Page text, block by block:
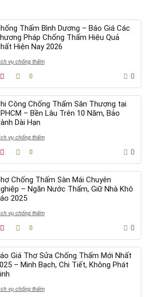
Thấm Bình Dương – Báo Giá Các
Pháp Chống Thấm Hiệu Quả
Hiện Nay 2026
vụ chống thấm
0 0
Công Chống Thấm Sân Thượng tại
– Bền Lâu Trên 10 Năm, Bảo
Dài Hạn
vụ chống thấm
0 0
Chống Thấm Sàn Mái Chuyên
– Ngăn Nước Thấm, Giữ Nhà Khô
2025
vụ chống thấm
0 0
Giá Thợ Sửa Chống Thấm Mới Nhất
– Minh Bạch, Chi Tiết, Không Phát
vụ chống thấm